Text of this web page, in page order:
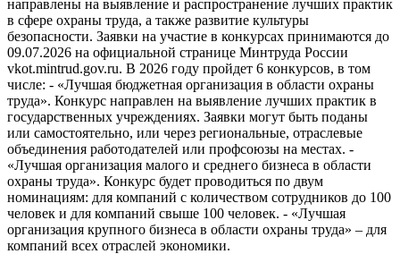
направлены на выявление и распространение лучших практик
в сфере охраны труда, а также развитие культуры
безопасности. Заявки на участие в конкурсах принимаются до
09.07.2026 на официальной странице Минтруда России
vkot.mintrud.gov.ru. В 2026 году пройдет 6 конкурсов, в том
числе: - «Лучшая бюджетная организация в области охраны
труда». Конкурс направлен на выявление лучших практик в
государственных учреждениях. Заявки могут быть поданы
или самостоятельно, или через региональные, отраслевые
объединения работодателей или профсоюзы на местах. -
«Лучшая организация малого и среднего бизнеса в области
охраны труда». Конкурс будет проводиться по двум
номинациям: для компаний с количеством сотрудников до 100
человек и для компаний свыше 100 человек. - «Лучшая
организация крупного бизнеса в области охраны труда» – для
компаний всех отраслей экономики.